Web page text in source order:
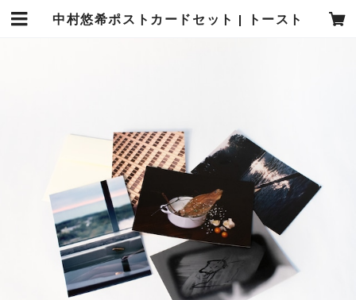
中村悠希ポストカードセット | トースト